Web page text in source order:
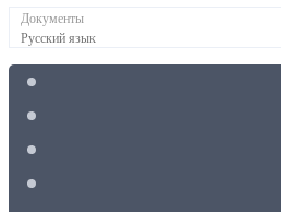
Документы
Русский язык